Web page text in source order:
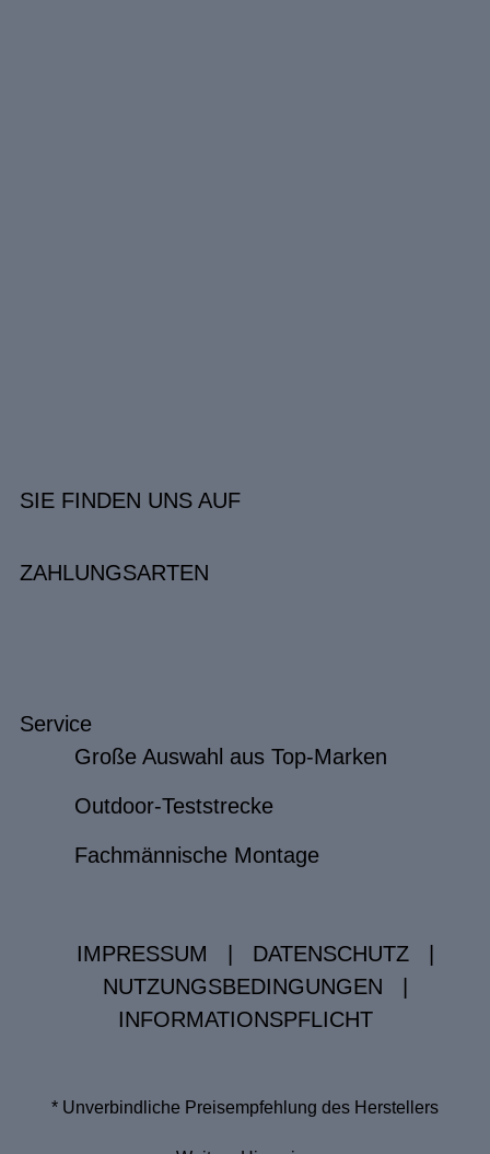
SIE FINDEN UNS AUF
ZAHLUNGSARTEN
Service
Große Auswahl aus Top-Marken
Outdoor-Teststrecke
Fachmännische Montage
IMPRESSUM DATENSCHUTZ
NUTZUNGSBEDINGUNGEN
INFORMATIONSPFLICHT
* Unverbindliche Preisempfehlung des Herstellers